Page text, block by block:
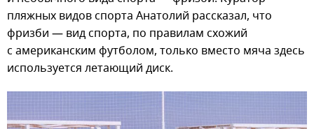
пляжных видов спорта Анатолий рассказал, что
фризби — вид спорта, по правилам схожий
с американским футболом, только вместо мяча здесь
используется летающий диск.